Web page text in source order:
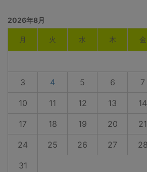
2026年8月
月 火 水 木 金
3 4 5 6 7
10 11 12 13 14
17 18 19 20 21
24 25 26 27 28
31